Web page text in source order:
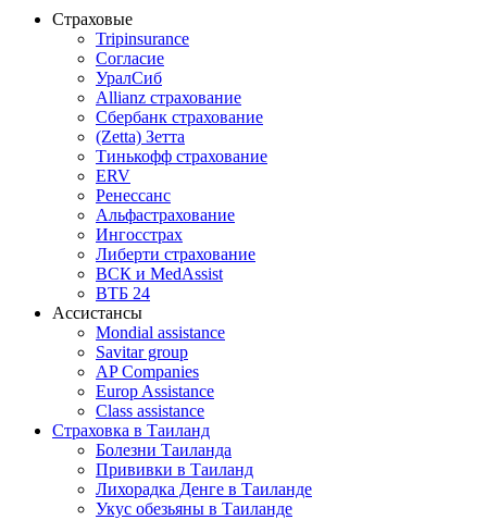
Страховые
Tripinsurance
Согласие
УралСиб
Allianz страхование
Сбербанк страхование
(Zetta) Зетта
Тинькофф страхование
ERV
Ренессанс
Альфастрахование
Ингосстрах
Либерти страхование
ВСК и MedAssist
ВТБ 24
Ассистансы
Mondial assistance
Savitar group
AP Companies
Europ Assistance
Class assistance
Страховка в Таиланд
Болезни Таиланда
Прививки в Таиланд
Лихорадка Денге в Таиланде
Укус обезьяны в Таиланде